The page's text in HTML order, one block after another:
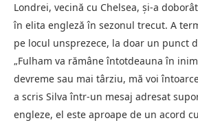
Londrei, vecină cu Chelsea, şi-a
în elita engleză în sezonul trecut. A
pe locul unsprezece, la doar un punct
„Fulham va rămâne întotdeauna în
devreme sau mai târziu, mă voi
a scris Silva într-un mesaj adresat
engleze, el este aproape de un acord